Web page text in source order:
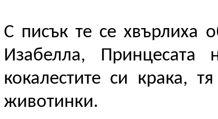
С писък те се хвърлиха
Изабелла, Принцесата
кокалестите си крака,
животинки.